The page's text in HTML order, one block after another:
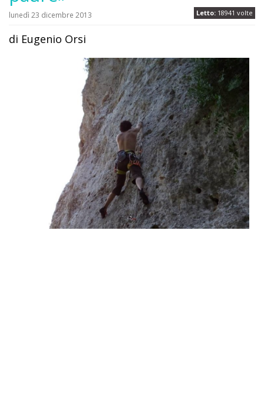
Letto: 18941 volte
lunedì 23 dicembre 2013
di Eugenio Orsi